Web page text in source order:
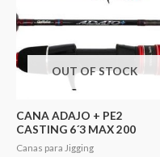
OUT OF STOCK
CANA ADAJO + PE2
CASTING 6´3 MAX 200
Canas para Jigging